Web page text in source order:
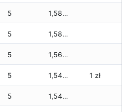
5 1,580 zł
5 1,580 zł
5 1,560 zł
5 1,540 zł 1 zł
5 1,540 zł